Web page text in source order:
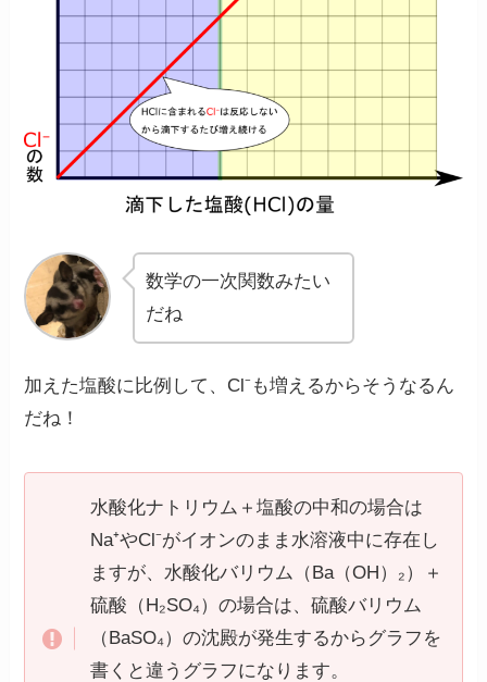
数学の一次関数みたい
だね
加えた塩酸に比例して、Cl⁻も増えるからそうなるん
だね！
水酸化ナトリウム＋塩酸の中和の場合は
Na⁺やCl⁻がイオンのまま水溶液中に存在し
ますが、水酸化バリウム（Ba（OH）₂）＋
硫酸（H₂SO₄）の場合は、硫酸バリウム
（BaSO₄）の沈殿が発生するからグラフを
書くと違うグラフになります。